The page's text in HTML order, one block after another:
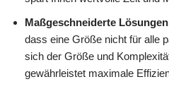
Maßgeschneiderte
dass eine Größe nicht für alle
sich der Größe und
gewährleistet maximale